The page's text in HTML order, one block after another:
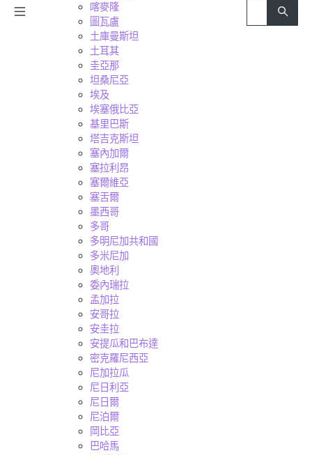
喀麥隆
圖瓦盧
土庫曼斯坦
土耳其
圭亞那
坦桑尼亞
埃及
埃塞俄比亞
基里巴斯
塔吉克斯坦
塞內加爾
塞拉利昂
塞爾維亞
塞舌爾
墨西哥
多哥
多明尼加共和國
多米尼加
奧地利
委內瑞拉
孟加拉
安哥拉
安圭拉
安提瓜和巴布達
密克羅尼西亞
尼加拉瓜
尼日利亞
尼日爾
尼泊爾
岡比亞
巴哈馬